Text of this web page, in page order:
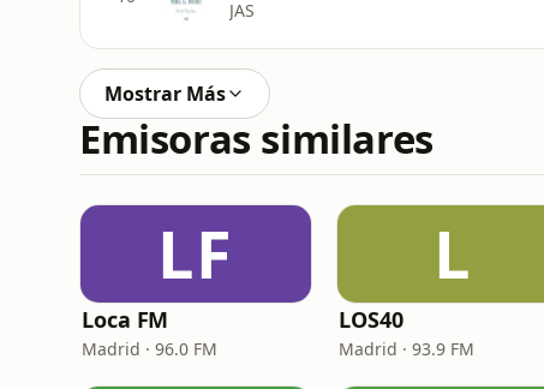
JAS
Mostrar Más
Emisoras similares
LF
Loca FM
Madrid · 96.0 FM
L
LOS40
Madrid · 93.9 FM